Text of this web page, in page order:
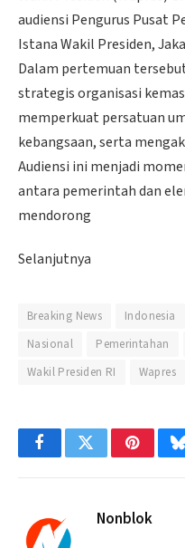
audiensi Pengurus Pusat
Istana Wakil Presiden,
Dalam pertemuan
strategis organisasi
memperkuat persatuan
kebangsaan, serta
Audiensi ini menjadi
antara pemerintah dan
mendorong
Selanjutnya
Breaking News Indonesia
Nasional
Pemerintahan
Wakil Presiden RI
Wapres
FacebookTwitter
Nonblok